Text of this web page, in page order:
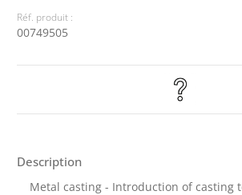
Réf. produit :
00749505
Description
Metal casting - Introduction of casting